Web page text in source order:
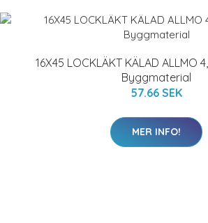
16X45 LOCKLÄKT KÄLAD ALLMO
Byggmaterial
57.66 SEK
MER INFO!